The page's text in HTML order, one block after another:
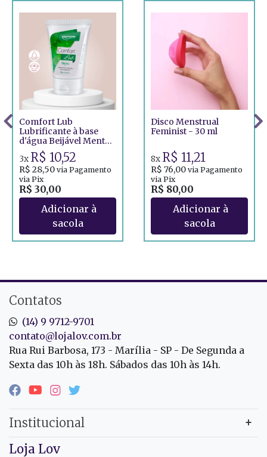
Comfort Lub
Lubrificante à base
d'água Beijável Menta -
120g
R$ 30,00
3x R$ 10,52
R$ 28,50 via Pagamento
via Pix
Disco Menstrual
Feminist - 30 ml
R$ 80,00
8x R$ 11,21
R$ 76,00 via Pagamento
via Pix
Contatos
(14) 9 9712-9701
contato@lojalov.com.br
Rua Rui Barbosa, 173 - Marília - SP - De Segunda a
Sexta das 10h às 18h. Sábados das 10h às 14h.
Institucional
Loja Lov